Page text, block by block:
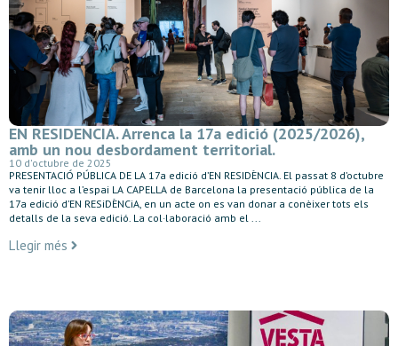
EN RESIDENCIA. Arrenca la 17a edició (2025/2026),
amb un nou desbordament territorial.
10 d'octubre de 2025
PRESENTACIÓ PÚBLICA DE LA 17a edició d’EN RESIDÈNCIA. El passat 8 d’octubre
va tenir lloc a l’espai LA CAPELLA de Barcelona la presentació pública de la
17a edició d’EN RESiDÈNCiA, en un acte on es van donar a conèixer tots els
detalls de la seva edició. La col·laboració amb el ...
Llegir més